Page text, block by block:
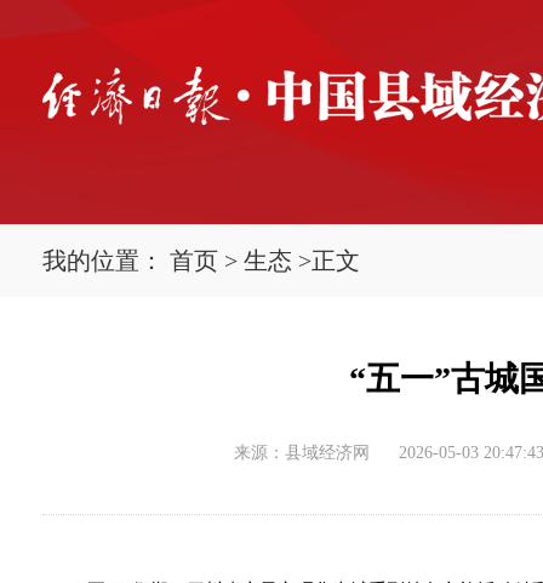
我的位置： 首页 > 生态 >正文
“五一”古城
来源：县域经济网 2026-05-03 20:47:43